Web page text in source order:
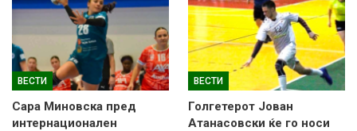
ВЕСТИ
Сара Миновска пред
интернационален
ВЕСТИ
Голгетерот Јован
Атанасовски ќе го носи